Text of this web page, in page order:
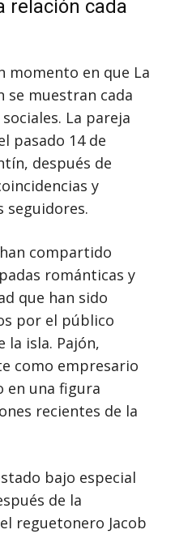
relación cada
momento en que La
se muestran cada
La pareja
pasado 14 de
después de
y
seguidores.
compartido
románticas y
que han sido
por el público
la isla. Pajón,
como empresario
en una figura
recientes de la
bajo especial
de la
reguetonero Jacob